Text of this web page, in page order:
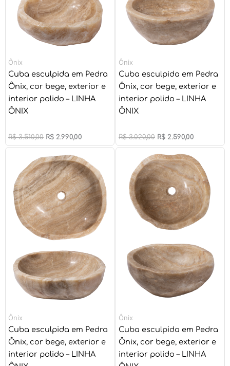
Ônix
Cuba esculpida em Pedra
Ônix, cor bege, exterior e
interior polido – LINHA
ÔNIX
R$3.510,00 R$ 2.990,00
Ônix
Cuba esculpida em Pedra
Ônix, cor bege, exterior e
interior polido – LINHA
ÔNIX
R$3.020,00 R$ 2.590,00
Ônix
Cuba esculpida em Pedra
Ônix, cor bege, exterior e
interior polido – LINHA
preço
original
era:
R$ 3.950,00.
preço
atual
é:
R$ 3.390,00.
Ônix
Cuba esculpida em Pedra
Ônix, cor bege, exterior e
interior polido – LINHA
O
preço
original
era:
R$ 3.510,00.
preço
atual
é:
R$ 2.990,00.